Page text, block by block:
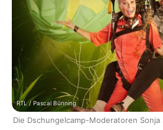
RTL / Pascal Bünning
Die Dschungelcamp-Moderatoren